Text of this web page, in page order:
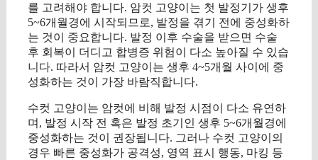
를 고려해야 합니다. 암컷 고양이는 첫 발정기가 생후
5~6개월경에 시작되므로, 발정을 겪기 전에 중성화하
는 것이 중요합니다. 발정 이후 수술을 받으면 수술
후 회복이 더디고 합병증 위험이 다소 높아질 수 있습
니다. 따라서 암컷 고양이는 생후 4~5개월 사이에 중
성화하는 것이 가장 바람직합니다.
수컷 고양이는 암컷에 비해 발정 시점이 다소 유연하
며, 발정 시작 전 혹은 발정 초기인 생후 5~6개월경에
중성화하는 것이 권장됩니다. 그러나 수컷 고양이의
경우 빠른 중성화가 공격성, 영역 표시 행동, 마킹 등